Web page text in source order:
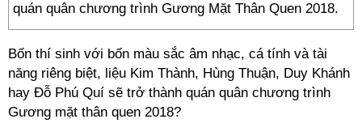
quán quân chương trình Gương Mặt Thân Quen 2018.
Bốn thí sinh với bốn màu sắc âm nhạc, cá tính và tài
năng riêng biệt, liệu Kim Thành, Hùng Thuận, Duy Khánh
hay Đỗ Phú Quí sẽ trở thành quán quân chương trình
Gương mặt thân quen 2018?